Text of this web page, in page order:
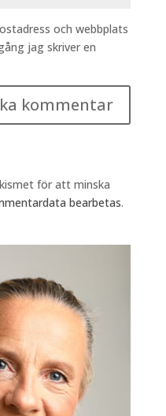
och webbplats
jag skriver en
för att minska
bearbetas.